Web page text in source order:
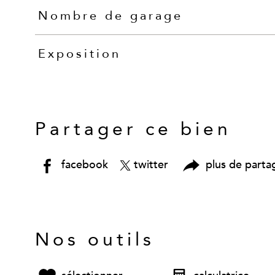
Nombre de garage
Exposition
Partager ce bien
facebook twitter plus de
Nos outils